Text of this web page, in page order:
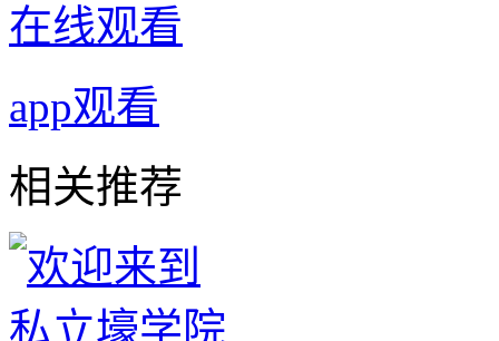
在线观看
app观看
相关推荐